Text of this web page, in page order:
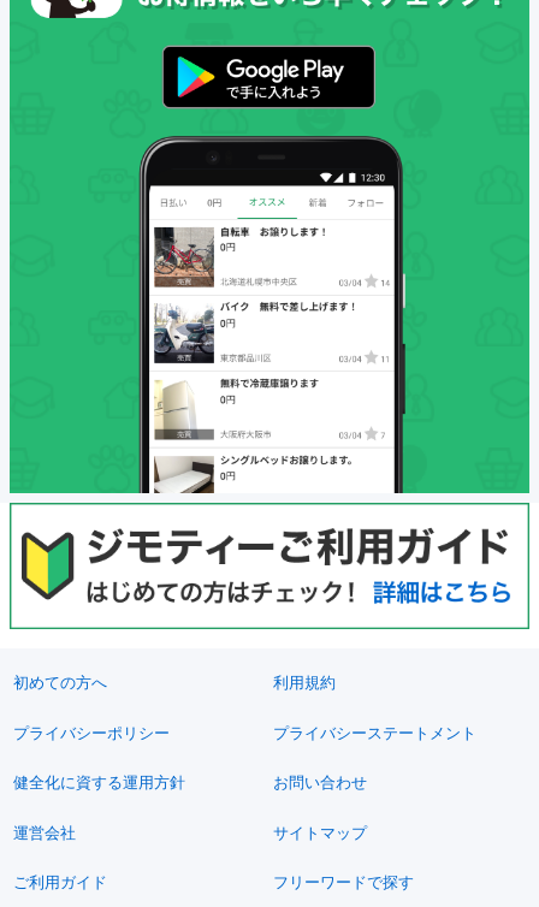
初めての方へ 利用規約
プライバシーポリシー プライバシーステートメント
健全化に資する運用方針 お問い合わせ
運営会社 サイトマップ
ご利用ガイド フリーワードで探す